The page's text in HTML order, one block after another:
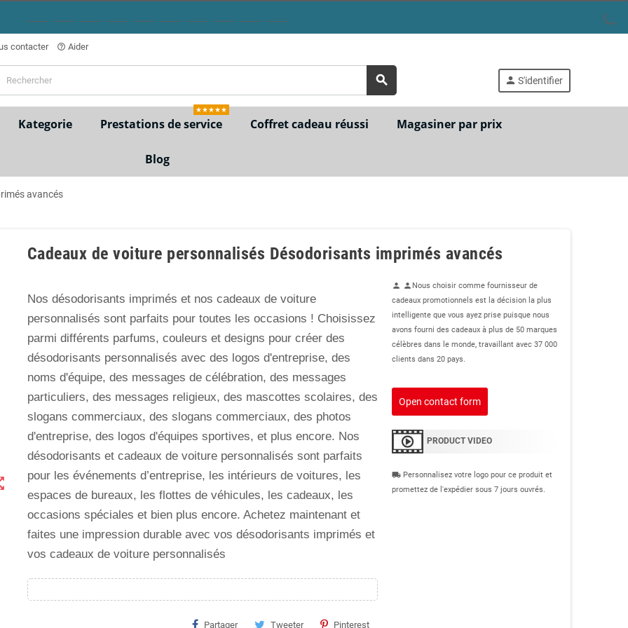
contacter help_outline Aider
search person S'identifier
Kategorie Prestations de service
★★★★★
Coffret cadeau réussi Magasiner par prix
Blog
avancés
Cadeaux de voiture personnalisés Désodorisants imprimés avancés
Nos désodorisants imprimés et nos cadeaux de voiture
personnalisés sont parfaits pour toutes les occasions ! Choisissez
parmi différents parfums, couleurs et designs pour créer des
désodorisants personnalisés avec des logos d'entreprise, des
noms d'équipe, des messages de célébration, des messages
particuliers, des messages religieux, des mascottes scolaires, des
slogans commerciaux, des slogans commerciaux, des photos
d'entreprise, des logos d'équipes sportives, et plus encore. Nos
désodorisants et cadeaux de voiture personnalisés sont parfaits
pour les événements d’entreprise, les intérieurs de voitures, les
espaces de bureaux, les flottes de véhicules, les cadeaux, les
occasions spéciales et bien plus encore. Achetez maintenant et
faites une impression durable avec vos désodorisants imprimés et
vos cadeaux de voiture personnalisés
Partager Tweeter Pinterest
person personNous choisir comme fournisseur de
cadeaux promotionnels est la décision la plus
intelligente que vous ayez prise puisque nous
avons fourni des cadeaux à plus de 50 marques
célèbres dans le monde, travaillant avec 37 000
clients dans 20 pays.
Open contact form
PRODUCT VIDEO
local_shipping Personnalisez votre logo pour ce produit et
promettez de l'expédier sous 7 jours ouvrés.